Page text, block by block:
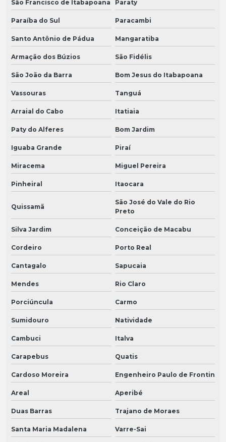
São Francisco de Itabapoana Paraty
Paraíba do Sul Paracambi
Santo Antônio de Pádua Mangaratiba
Armação dos Búzios São Fidélis
São João da Barra Bom Jesus do Itabapoana
Vassouras Tanguá
Arraial do Cabo Itatiaia
Paty do Alferes Bom Jardim
Iguaba Grande Piraí
Miracema Miguel Pereira
Pinheiral Itaocara
Quissamã
São José do Vale do Rio
Preto
Silva Jardim Conceição de Macabu
Cordeiro Porto Real
Cantagalo Sapucaia
Mendes Rio Claro
Porciúncula Carmo
Sumidouro Natividade
Cambuci Italva
Carapebus Quatis
Cardoso Moreira Engenheiro Paulo de Frontin
Areal Aperibé
Duas Barras Trajano de Moraes
Santa Maria Madalena Varre-Sai